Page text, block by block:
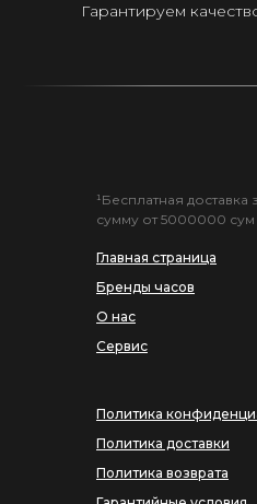
Гарантируем
Главная страница
Бренды часов
О нас
Сервис
¹Бесплатная доставка
сумму от 5000000
Политика
Политика доставки
Политика возврата